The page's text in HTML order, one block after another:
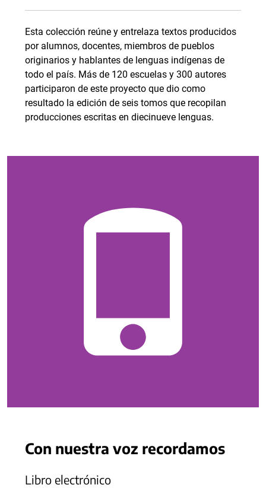
Esta colección reúne y entrelaza textos producidos
por alumnos, docentes, miembros de pueblos
originarios y hablantes de lenguas indígenas de
todo el país. Más de 120 escuelas y 300 autores
participaron de este proyecto que dio como
resultado la edición de seis tomos que recopilan
producciones escritas en diecinueve lenguas.
Con nuestra voz recordamos
Libro electrónico